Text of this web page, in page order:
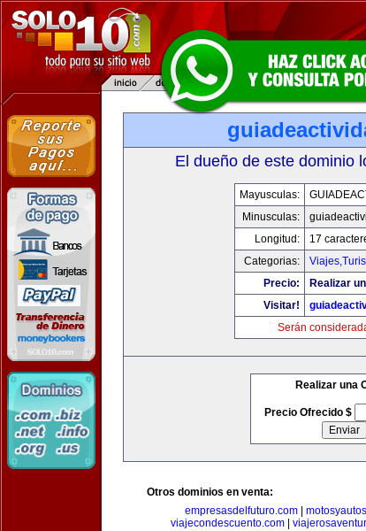
El dueño de este dominio
Mayusculas:
Minusculas:
Longitud:
17
Categorias:
Precio:
Realizar
Visitar!
Serán
Realizar una
Precio Ofrecido $
Otros dominios en venta:
empresasdelfuturo.com|
viajecondescuento.com